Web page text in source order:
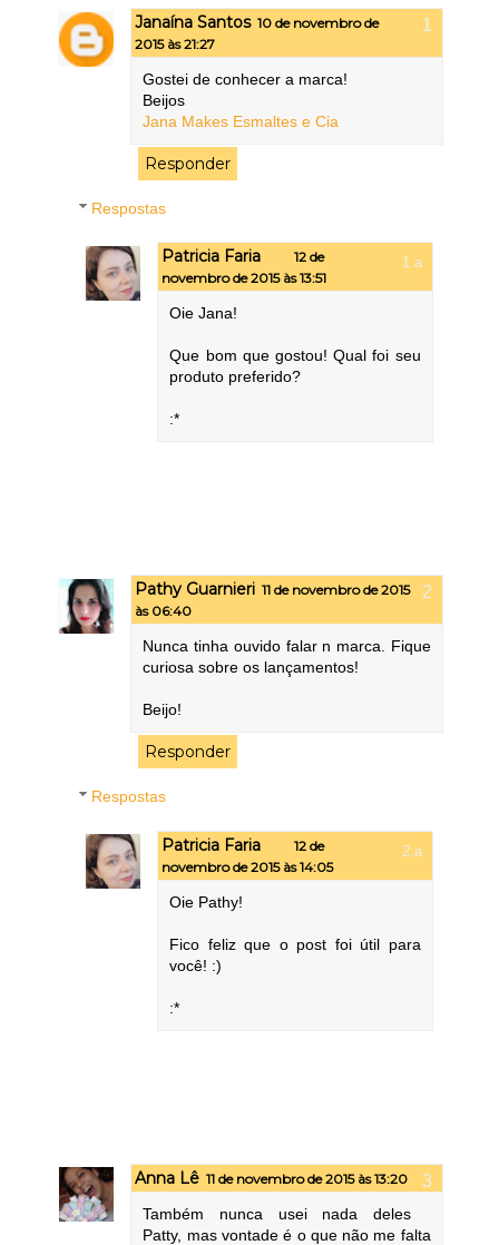
Janaína Santos 10 de novembro de
2015 às 21:27
Gostei de conhecer a marca!
Beijos
Jana Makes Esmaltes e Cia
Responder
Respostas
Patricia Faria
12 de
novembro de 2015 às 13:51
Oie Jana!
Que bom que gostou! Qual foi seu
produto preferido?
:*
Pathy Guarnieri 11 de novembro de 2015
às 06:40
Nunca tinha ouvido falar n marca. Fique
curiosa sobre os lançamentos!
Beijo!
Responder
Respostas
Patricia Faria
12 de
novembro de 2015 às 14:05
Oie Pathy!
Fico feliz que o post foi útil para
você! :)
:*
Anna Lê 11 de novembro de 2015 às 13:20
Também nunca usei nada deles
Patty, mas vontade é o que não me falta